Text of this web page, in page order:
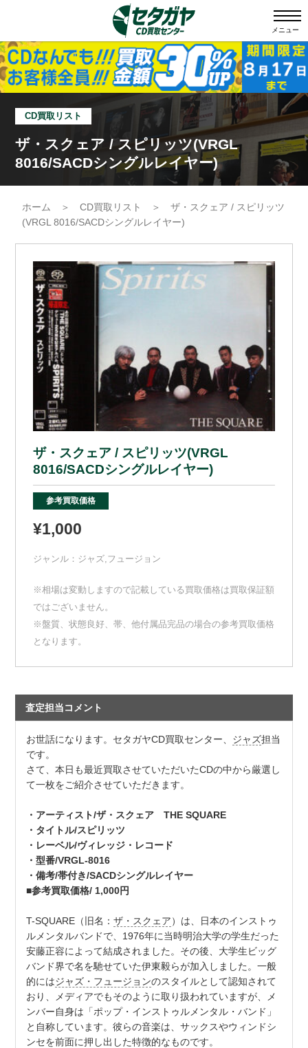
メニュー
CD買取リスト
ザ・スクェア / スピリッツ(VRGL
8016/SACDシングルレイヤー)
ホーム ＞ CD買取リスト ＞
ザ・スクェア / スピリッツ
(VRGL 8016/SACDシングルレイヤー)
ザ・スクェア / スピリッツ(VRGL
8016/SACDシングルレイヤー)
参考買取価格
¥1,000
ジャンル： ジャズ フュージョン
※相場は変動しますので記載している買取価格は買取保証額
ではございません。
※盤質、状態良好、帯、他付属品完品の場合の参考買取価格
となります。
査定担当コメント
お世話になります。セタガヤCD買取センター、 ジャズ担当
です。
さて、本日も最近買取させていただいたCDの中から厳選し
て一枚をご紹介させていただきます。
・アーティスト/ザ・スクェア THE SQUARE
・タイトル/スピリッツ
・レーベル/ヴィレッジ・レコード
・型番/VRGL-8016
・備考/帯付き/SACDシングルレイヤー
■参考買取価格/ 1,000円
T-SQUARE（旧名：ザ・スクェア）は、日本のインストゥ
ルメンタルバンドで、1976年に当時明治大学の学生だった
安藤正容によって結成されました。その後、大学生ビッグ
バンド界で名を馳せていた伊東毅らが加入しました。一般
的にはジャズ・フュージョンのスタイルとして認知されて
おり、メディアでもそのように取り扱われていますが、メ
ンバー自身は「ポップ・インストゥルメンタル・バンド」
と自称しています。彼らの音楽は、サックスやウィンドシ
ンセを前面に押し出した特徴的なものです。